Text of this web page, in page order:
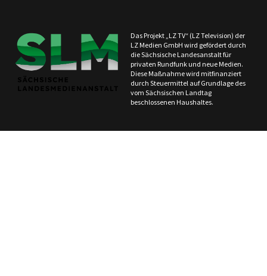
Das Projekt „LZ TV“ (LZ Television) der
LZ Medien GmbH wird gefördert durch
die Sächsische Landesanstalt für
privaten Rundfunk und neue Medien.
Diese Maßnahme wird mitfinanziert
durch Steuermittel auf Grundlage des
vom Sächsischen Landtag
beschlossenen Haushaltes.